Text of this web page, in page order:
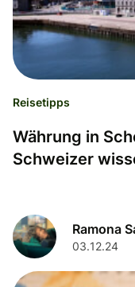
Reisetipps
Währung in
Schweizer
Ramona
03.12.24